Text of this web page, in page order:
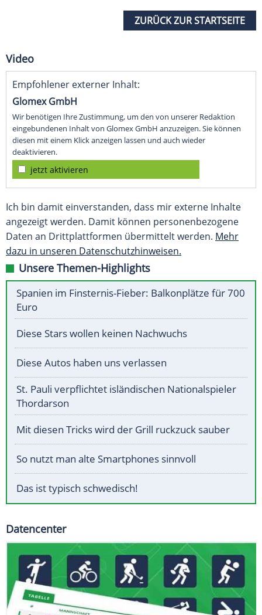
ZURÜCK ZUR STARTSEITE
Video
Empfohlener externer Inhalt:
Glomex GmbH
Wir benötigen Ihre Zustimmung, um den von unserer Redaktion
eingebundenen Inhalt von Glomex GmbH anzuzeigen. Sie können
diesen mit einem Klick anzeigen lassen und auch wieder
deaktivieren.
jetzt aktivieren
Ich bin damit einverstanden, dass mir externe Inhalte
angezeigt werden. Damit können personenbezogene
Daten an Drittplattformen übermittelt werden. Mehr
dazu in unseren Datenschutzhinweisen.
Unsere Themen-Highlights
Spanien im Finsternis-Fieber: Balkonplätze für 700
Euro
Diese Stars wollen keinen Nachwuchs
Diese Autos haben uns verlassen
St. Pauli verpflichtet isländischen Nationalspieler
Thordarson
Mit diesen Tricks wird der Grill ruckzuck sauber
So nutzt man alte Smartphones sinnvoll
Das ist typisch schwedisch!
Datencenter